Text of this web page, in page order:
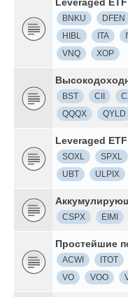
Leveraged
BNKU DFEN
HIBL
ITA
VNQ
XOP
BST CII
QQQX
QYLD
Leveraged
SOXL SPXL
UBT
ULPIX
CSPX EIMI
Простейшие
ACWI ITOT
VO
VOO